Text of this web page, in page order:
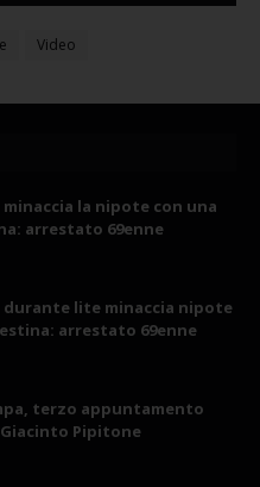
Video
la nipote con una
arrestato 69enne
durante lite minaccia nipote
arrestato 69enne
terzo appuntamento
Pipitone